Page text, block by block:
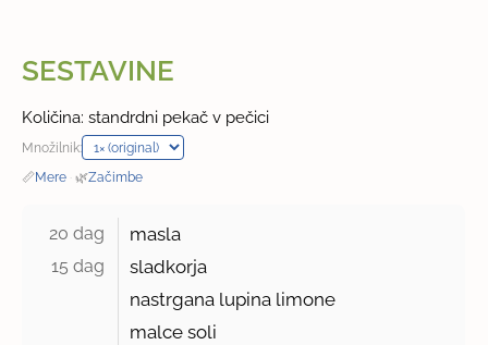
SESTAVINE
Količina: standrdni pekač v pečici
Množilnik:
📏Mere · 🌿Začimbe
20 dag masla
15 dag
sladkorja
nastrgana lupina limone
malce soli